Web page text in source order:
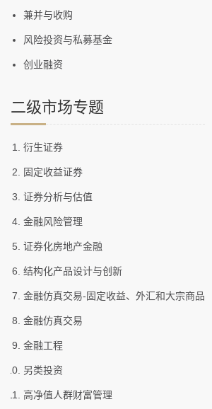
兼并与收购
风险投资与私募基金
创业融资
二级市场专题
衍生证券
固定收益证券
证券分析与估值
金融风险管理
证券化房地产金融
结构化产品设计与创新
金融仿真交易-固定收益、外汇和大宗商品
金融仿真交易
金融工程
另类投资
高净值人群财富管理